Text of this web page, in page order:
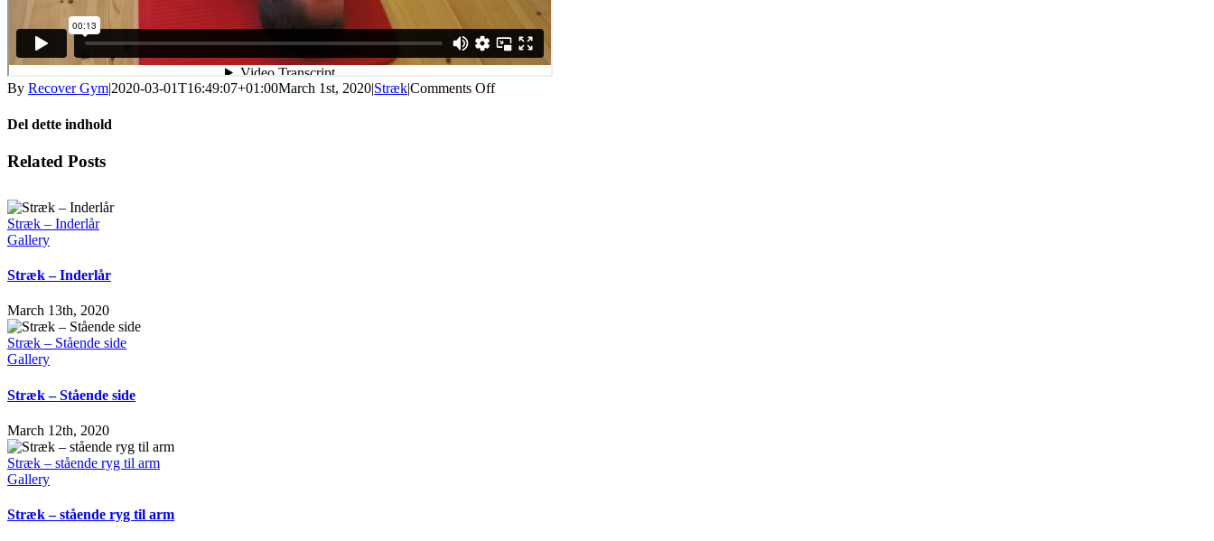
By Recover Gym|2020-03-01T16:49:07+01:00March 1st, 2020|Stræk|Comments Offon
Del dette indhold
Facebook
X
LinkedIn
WhatsApp
Tumblr
Pinterest
Email
Related Posts
Stræk – Inderlår
Gallery
Stræk – Inderlår
March 13th, 2020
Stræk – Stående side
Gallery
Stræk – Stående side
March 12th, 2020
Stræk – stående ryg til arm
Gallery
Stræk – stående ryg til arm